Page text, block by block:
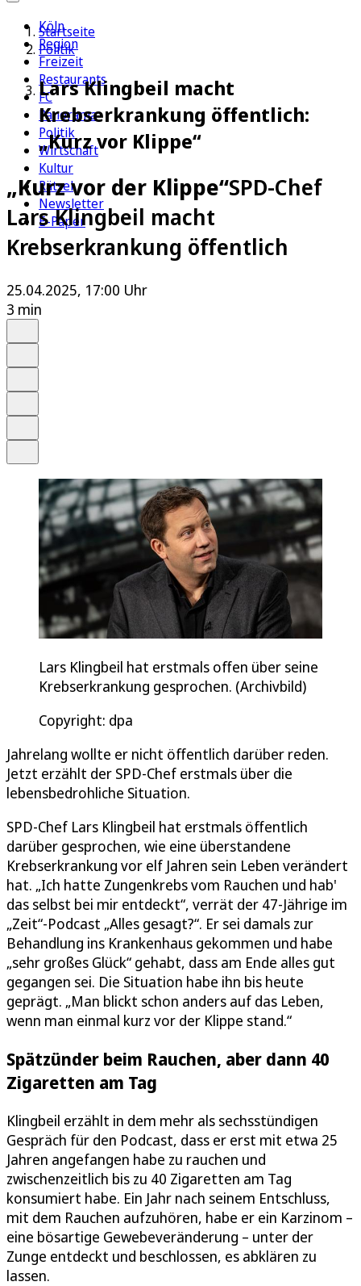
Köln
Region
Freizeit
Restaurants
FC
Panorama
Politik
Wirtschaft
Kultur
Rätsel
Newsletter
E-Paper
Startseite
Politik
Lars Klingbeil macht
Krebserkrankung öffentlich:
„Kurz vor Klippe“
„Kurz vor der Klippe“SPD-Chef
Lars Klingbeil macht
Krebserkrankung öffentlich
25.04.2025, 17:00 Uhr
3 min
Lars Klingbeil hat erstmals offen über seine
Krebserkrankung gesprochen. (Archivbild)
Copyright: dpa
Jahrelang wollte er nicht öffentlich darüber reden.
Jetzt erzählt der SPD-Chef erstmals über die
lebensbedrohliche Situation.
SPD-Chef Lars Klingbeil hat erstmals öffentlich
darüber gesprochen, wie eine überstandene
Krebserkrankung vor elf Jahren sein Leben verändert
hat. „Ich hatte Zungenkrebs vom Rauchen und hab'
das selbst bei mir entdeckt“, verrät der 47-Jährige im
„Zeit“-Podcast „Alles gesagt?“. Er sei damals zur
Behandlung ins Krankenhaus gekommen und habe
„sehr großes Glück“ gehabt, dass am Ende alles gut
gegangen sei. Die Situation habe ihn bis heute
geprägt. „Man blickt schon anders auf das Leben,
wenn man einmal kurz vor der Klippe stand.“
Spätzünder beim Rauchen, aber dann 40
Zigaretten am Tag
Klingbeil erzählt in dem mehr als sechsstündigen
Gespräch für den Podcast, dass er erst mit etwa 25
Jahren angefangen habe zu rauchen und
zwischenzeitlich bis zu 40 Zigaretten am Tag
konsumiert habe. Ein Jahr nach seinem Entschluss,
mit dem Rauchen aufzuhören, habe er ein Karzinom –
eine bösartige Gewebeveränderung – unter der
Zunge entdeckt und beschlossen, es abklären zu
lassen.